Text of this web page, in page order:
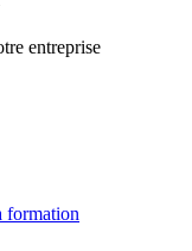
entreprise
formation